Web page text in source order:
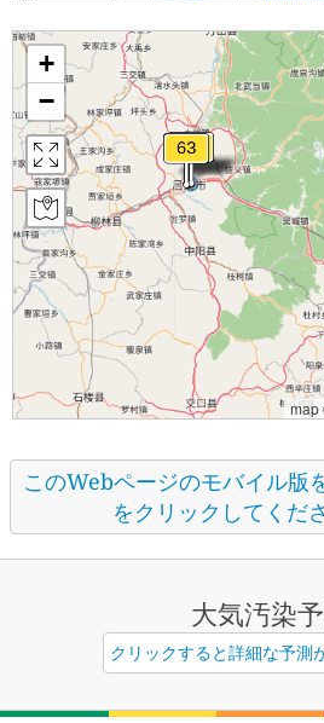
+
−
map
このWebページのモバイル版
をクリックしてくださ
大気汚染
クリックすると詳細な予測